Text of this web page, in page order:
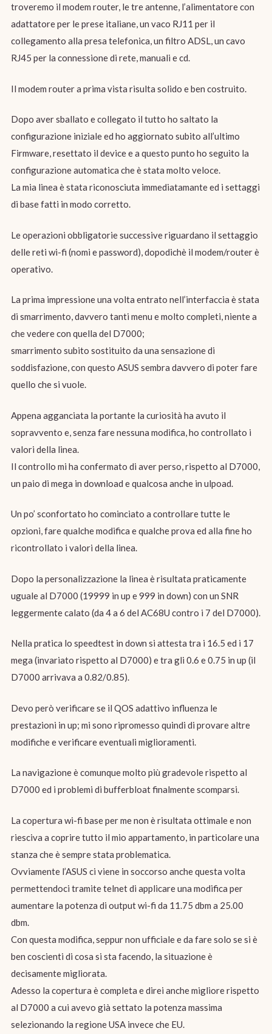
troveremo il modem router, le tre antenne, l’alimentatore con
adattatore per le prese italiane, un vaco RJ11 per il
collegamento alla presa telefonica, un filtro ADSL, un cavo
RJ45 per la connessione di rete, manuali e cd.
Il modem router a prima vista risulta solido e ben costruito.
Dopo aver sballato e collegato il tutto ho saltato la
configurazione iniziale ed ho aggiornato subito all’ultimo
Firmware, resettato il device e a questo punto ho seguito la
configurazione automatica che è stata molto veloce.
La mia linea è stata riconosciuta immediatamante ed i settaggi
di base fatti in modo corretto.
Le operazioni obbligatorie successive riguardano il settaggio
delle reti wi-fi (nomi e password), dopodichè il modem/router è
operativo.
La prima impressione una volta entrato nell’interfaccia è stata
di smarrimento, davvero tanti menu e molto completi, niente a
che vedere con quella del D7000;
smarrimento subito sostituito da una sensazione di
soddisfazione, con questo ASUS sembra davvero di poter fare
quello che si vuole.
Appena agganciata la portante la curiosità ha avuto il
sopravvento e, senza fare nessuna modifica, ho controllato i
valori della linea.
Il controllo mi ha confermato di aver perso, rispetto al D7000,
un paio di mega in download e qualcosa anche in ulpoad.
Un po’ sconfortato ho cominciato a controllare tutte le
opzioni, fare qualche modifica e qualche prova ed alla fine ho
ricontrollato i valori della linea.
Dopo la personalizzazione la linea è risultata praticamente
uguale al D7000 (19999 in up e 999 in down) con un SNR
leggermente calato (da 4 a 6 del AC68U contro i 7 del D7000).
Nella pratica lo speedtest in down si attesta tra i 16.5 ed i 17
mega (invariato rispetto al D7000) e tra gli 0.6 e 0.75 in up (il
D7000 arrivava a 0.82/0.85).
Devo però verificare se il QOS adattivo influenza le
prestazioni in up; mi sono ripromesso quindi di provare altre
modifiche e verificare eventuali miglioramenti.
La navigazione è comunque molto più gradevole rispetto al
D7000 ed i problemi di bufferbloat finalmente scomparsi.
La copertura wi-fi base per me non è risultata ottimale e non
riesciva a coprire tutto il mio appartamento, in particolare una
stanza che è sempre stata problematica.
Ovviamente l’ASUS ci viene in soccorso anche questa volta
permettendoci tramite telnet di applicare una modifica per
aumentare la potenza di output wi-fi da 11.75 dbm a 25.00
dbm.
Con questa modifica, seppur non ufficiale e da fare solo se si è
ben coscienti di cosa si sta facendo, la situazione è
decisamente migliorata.
Adesso la copertura è completa e direi anche migliore rispetto
al D7000 a cui avevo già settato la potenza massima
selezionando la regione USA invece che EU.